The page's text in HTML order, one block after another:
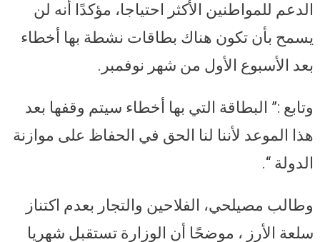
الدعم للمواطنين الأكثر احتياجا، مؤكدًا أنه لن
يسمح بأن تكون هناك بطاقات نشطة بها أخطاء
بعد الأسبوع الأول من شهر نوفمبر.
وتابع :” البطاقة التي بها أخطاء سيتم وقفها بعد
هذا الموعد لأننا لنا الحق في الحفاظ على موازنة
الدولة “.
وطالب مصيلحي، الفلاحين والتجار بعدم اكتناز
سلعة الأرز ، موضحًا أن الوزارة تستقبل شهريا